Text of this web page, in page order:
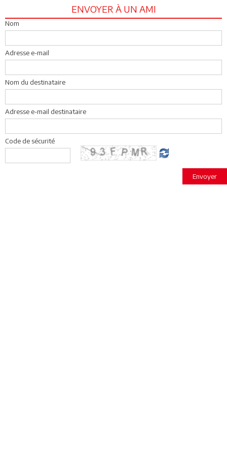
ENVOYER À UN AMI
Nom
Adresse e-mail
Nom du destinataire
Adresse e-mail destinataire
Code de sécurité
Envoyer